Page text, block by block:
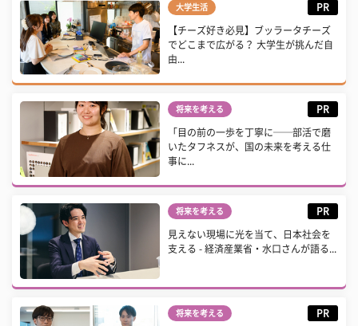
大学生活 PR
【チーズ好き必見】ブッラータチーズ
でどこまで広がる？ 大学生が挑んだ自
由...
将来を考える PR
「目の前の一歩を丁寧に──部活で磨
いたタフネスが、国の未来を考える仕
事に...
将来を考える PR
見えない現場に光を当て、日本社会を
支える - 経済産業省・水口さんが語る...
将来を考える PR